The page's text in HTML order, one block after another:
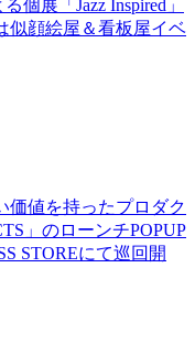
個展「Jazz Inspired」
似顔絵屋＆看板屋イベ
価値を持ったプロダク
」のローンチPOPUP
STOREにて巡回開